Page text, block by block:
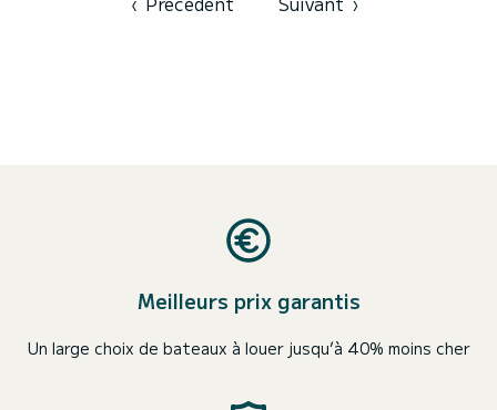
Meilleurs prix garantis
Un large choix de bateaux à louer jusqu’à 40% moins cher